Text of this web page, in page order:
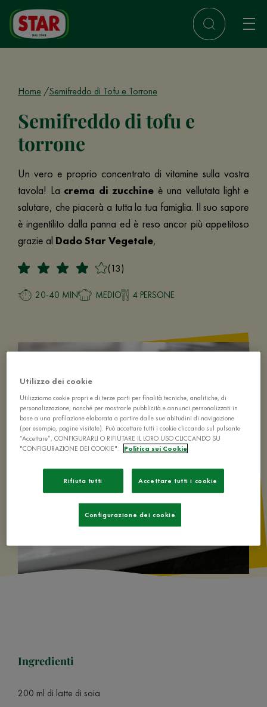
Home Semifreddo di Tofu e Torrone
Semifreddo di tofu e
torrone
Un vero e proprio concentrato di vitamine sulla vostra
tavola! La crema di zucchine è una vellutata light e
salutare, che piacerà a tutta la tua famiglia. Il suo sapore
è ingentilito dalla panna ed è reso ancor più appetitoso
grazie al Dado Star Vegetale,
(13)
20-40 MIN MEDIO 4 PERSONE
Ingredienti
200 ml di latte di soia
Utilizzo dei cookie
Utilizziamo cookie propri e di terze parti per finalità tecniche, analitiche, di
personalizzazione, nonché per mostrarle pubblicità e annunci personalizzati in
base a una profilazione elaborata a partire dalle sue abitudini di navigazione
(per esempio, pagine visitate). Può accettare tutti i cookie cliccando sul pulsante
“Accettare”, CONFIGURARLI O RIFIUTARE IL LORO USO CLICCANDO SU
"CONFIGURAZIONE DEI COOKIE".
Politica sui Cookie
Rifiuta tutti Accettare tutti i cookie
Configurazione dei cookie